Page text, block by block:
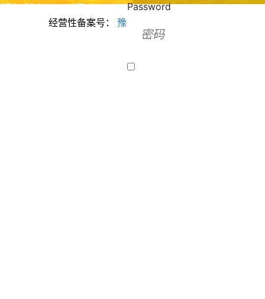
美脂质化学（河
Password
经营性备案号： 豫ICP备2024099943号